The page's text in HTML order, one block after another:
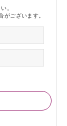
。
ございます。